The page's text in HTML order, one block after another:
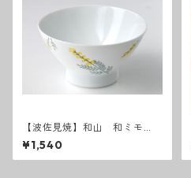
【波佐見焼】和山 和ミモ
ザ お茶碗
¥1,540